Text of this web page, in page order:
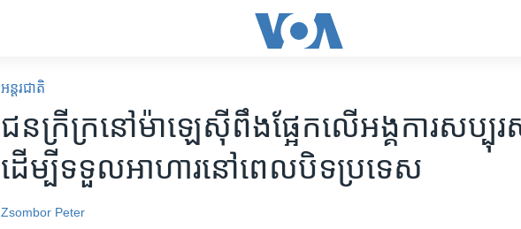
អន្តរជាតិ
ជនក្រីក្រនៅម៉ាឡេស៊ី​ពឹងផ្អែកលើ​អង្គការ​សប្បុ
ដើម្បី​ទទួល​អាហារ​នៅ​ពេល​បិទប្រទេស
Zsombor Peter